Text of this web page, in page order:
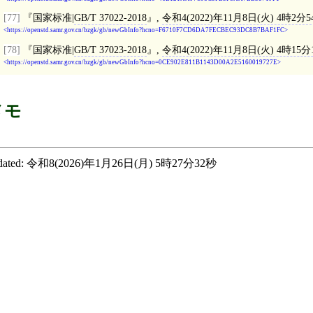
[77] 国家标准|GB/T 37022-2018 , 令和4(2022)年11月8日(火) 4時2分
https://openstd.samr.gov.cn/bzgk/gb/newGbInfo?hcno=F6710F7CD6DA7FECBEC93DC8B7BAF1FC
[78] 国家标准|GB/T 37023-2018 令和4(2022)年11月8日(火) 4時15分
https://openstd.samr.gov.cn/bzgk/gb/newGbInfo?hcno=0CE902E811B1143D00A2E5160019727E
モ
令和8(2026)年1月26日(月) 5時27分32秒